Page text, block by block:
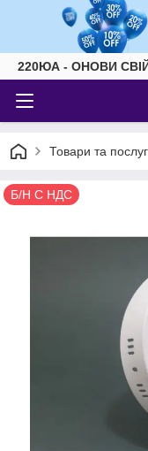
220ЮА - ОНОВИ
Товари та
Б/Н С НДС